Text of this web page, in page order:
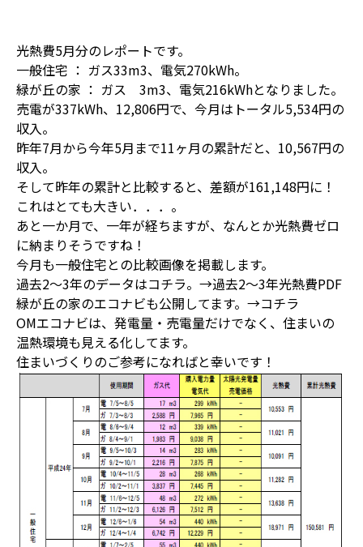
光熱費5月分のレポートです。
一般住宅 ： ガス33m3、電気270kWh。
緑が丘の家 ： ガス 3m3、電気216kWhとなりました。
売電が337kWh、12,806円で、今月はトータル5,534円の
収入。
昨年7月から今年5月まで11ヶ月の累計だと、10,567円の
収入。
そして昨年の累計と比較すると、差額が161,148円に！
これはとても大きい．．．。
あと一か月で、一年が経ちますが、なんとか光熱費ゼロ
に納まりそうですね！
今月も一般住宅との比較画像を掲載します。
過去2～3年のデータはコチラ。→過去2～3年光熱費PDF
緑が丘の家のエコナビも公開してます。→コチラ
OMエコナビは、発電量・売電量だけでなく、住まいの
温熱環境も見える化してます。
住まいづくりのご参考になればと幸いです！